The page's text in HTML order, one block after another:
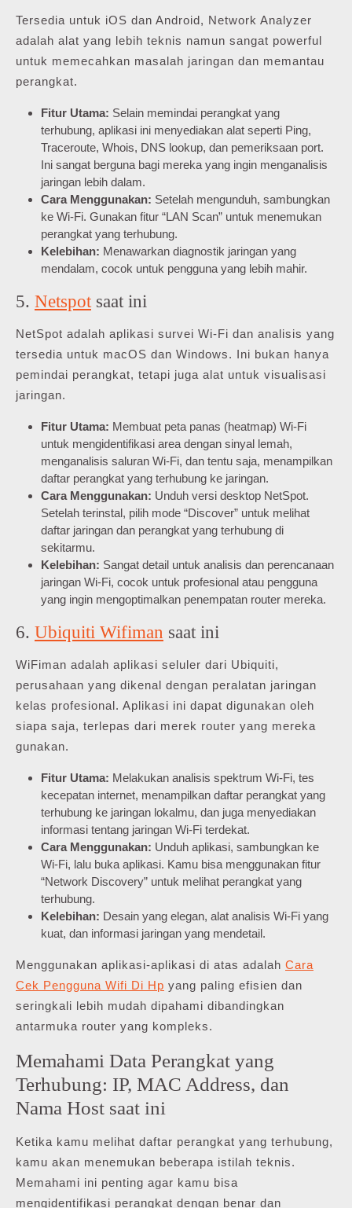
Tersedia untuk iOS dan Android, Network Analyzer
adalah alat yang lebih teknis namun sangat powerful
untuk memecahkan masalah jaringan dan memantau
perangkat.
Fitur Utama: Selain memindai perangkat yang
terhubung, aplikasi ini menyediakan alat seperti Ping,
Traceroute, Whois, DNS lookup, dan pemeriksaan port.
Ini sangat berguna bagi mereka yang ingin menganalisis
jaringan lebih dalam.
Cara Menggunakan: Setelah mengunduh, sambungkan
ke Wi-Fi. Gunakan fitur “LAN Scan” untuk menemukan
perangkat yang terhubung.
Kelebihan: Menawarkan diagnostik jaringan yang
mendalam, cocok untuk pengguna yang lebih mahir.
5. Netspot saat ini
NetSpot adalah aplikasi survei Wi-Fi dan analisis yang
tersedia untuk macOS dan Windows. Ini bukan hanya
pemindai perangkat, tetapi juga alat untuk visualisasi
jaringan.
Fitur Utama: Membuat peta panas (heatmap) Wi-Fi
untuk mengidentifikasi area dengan sinyal lemah,
menganalisis saluran Wi-Fi, dan tentu saja, menampilkan
daftar perangkat yang terhubung ke jaringan.
Cara Menggunakan: Unduh versi desktop NetSpot.
Setelah terinstal, pilih mode “Discover” untuk melihat
daftar jaringan dan perangkat yang terhubung di
sekitarmu.
Kelebihan: Sangat detail untuk analisis dan perencanaan
jaringan Wi-Fi, cocok untuk profesional atau pengguna
yang ingin mengoptimalkan penempatan router mereka.
6. Ubiquiti Wifiman saat ini
WiFiman adalah aplikasi seluler dari Ubiquiti,
perusahaan yang dikenal dengan peralatan jaringan
kelas profesional. Aplikasi ini dapat digunakan oleh
siapa saja, terlepas dari merek router yang mereka
gunakan.
Fitur Utama: Melakukan analisis spektrum Wi-Fi, tes
kecepatan internet, menampilkan daftar perangkat yang
terhubung ke jaringan lokalmu, dan juga menyediakan
informasi tentang jaringan Wi-Fi terdekat.
Cara Menggunakan: Unduh aplikasi, sambungkan ke
Wi-Fi, lalu buka aplikasi. Kamu bisa menggunakan fitur
“Network Discovery” untuk melihat perangkat yang
terhubung.
Kelebihan: Desain yang elegan, alat analisis Wi-Fi yang
kuat, dan informasi jaringan yang mendetail.
Menggunakan aplikasi-aplikasi di atas adalah Cara
Cek Pengguna Wifi Di Hp yang paling efisien dan
seringkali lebih mudah dipahami dibandingkan
antarmuka router yang kompleks.
Memahami Data Perangkat yang
Terhubung: IP, MAC Address, dan
Nama Host saat ini
Ketika kamu melihat daftar perangkat yang terhubung,
kamu akan menemukan beberapa istilah teknis.
Memahami ini penting agar kamu bisa
mengidentifikasi perangkat dengan benar dan